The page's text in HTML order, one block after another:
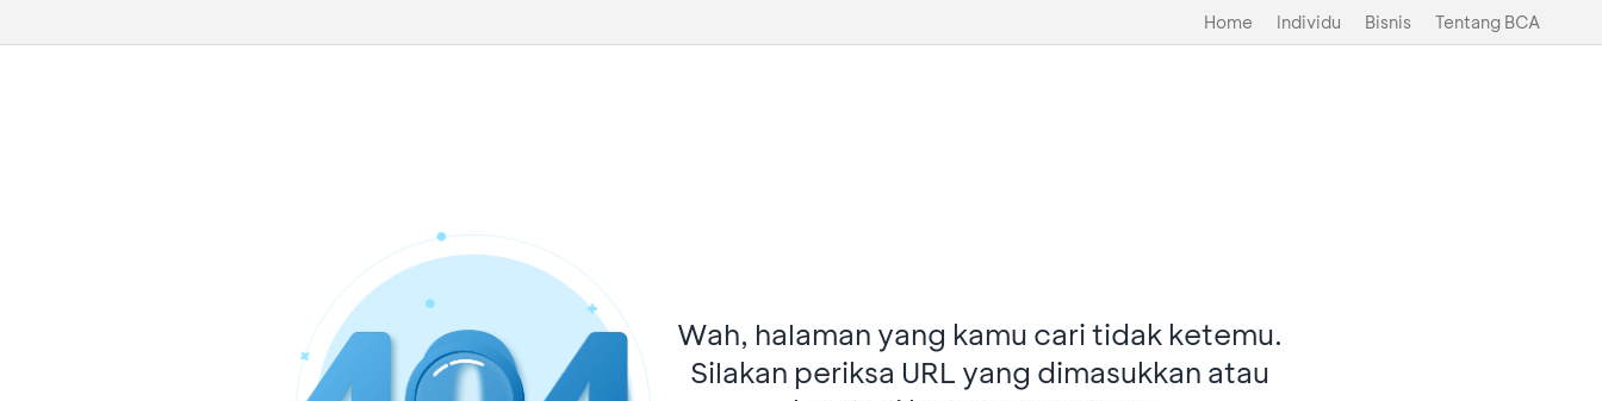
Home Individu Bisnis Tentang BCA
Wah, halaman yang kamu cari tidak ketemu.
Silakan periksa URL yang dimasukkan atau